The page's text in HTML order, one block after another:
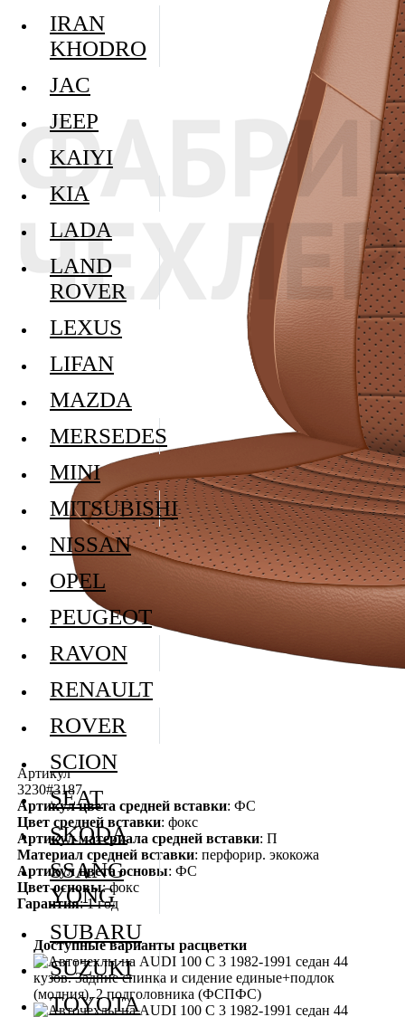
Артикул
3230#3187
Артикул цвета средней вставки: ФС
Цвет средней вставки: фокс
Артикул материала средней вставки: П
Материал средней вставки: перфорир. экокожа
Артикул цвета основы: ФС
Цвет основы: фокс
Гарантия: 1 год
Доступные варианты расцветки
IRAN
KHODRO
JAC
JEEP
KAIYI
KIA
LADA
LAND
ROVER
LEXUS
LIFAN
MAZDA
MERSEDES
MINI
MITSUBISHI
NISSAN
OPEL
PEUGEOT
RAVON
RENAULT
ROVER
SCION
SEAT
SKODA
SSANG
YONG
SUBARU
SUZUKI
TOYOTA